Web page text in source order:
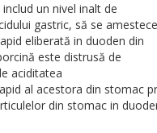
un nivel inalt de
gastric, să se amestece
eliberată in duoden din
este distrusă de
aciditatea
al acestora din stomac
din stomac in